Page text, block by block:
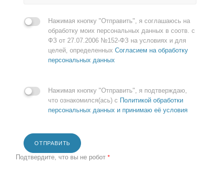
Нажимая кнопку "Отправить", я соглашаюсь на
обработку моих персональных данных в соотв. с
ФЗ от 27.07.2006 №152-ФЗ на условиях и для
целей, определенных Согласием на обработку
персональных данных
Нажимая кнопку "Отправить", я подтверждаю,
что ознакомился(ась) с Политикой обработки
персональных данных и принимаю её условия
ОТПРАВИТЬ
Подтвердите, что вы не робот *